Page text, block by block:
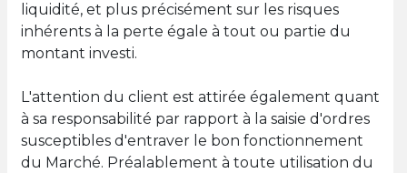
liquidité, et plus précisément sur les risques
inhérents à la perte égale à tout ou partie du
montant investi.
L'attention du client est attirée également quant
à sa responsabilité par rapport à la saisie d'ordres
susceptibles d'entraver le bon fonctionnement
du Marché. Préalablement à toute utilisation du